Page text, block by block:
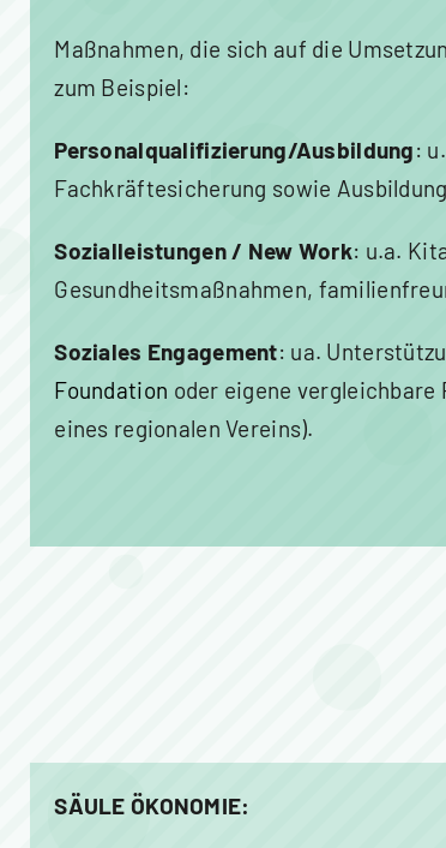
Maßnahmen, die sich auf die
zum Beispiel:
Personalqualifizierung/Ausbildung:
Fachkräftesicherung sowie
Sozialleistungen / New Work: u.a.
Gesundheitsmaßnahmen,
Soziales Engagement: ua.
Foundation oder eigene vergleichbare
eines regionalen Vereins).
SÄULE ÖKONOMIE: